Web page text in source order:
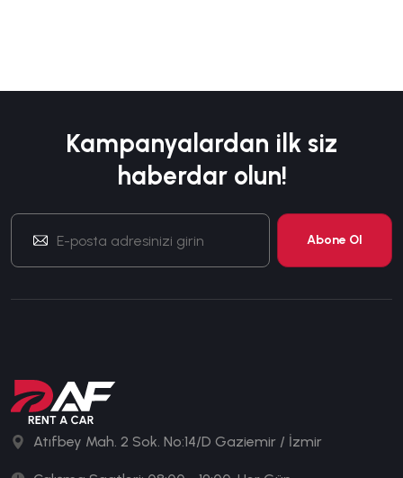
Kampanyalardan ilk siz
haberdar olun!
Atıfbey Mah. 2 Sok. No:14/D Gaziemir / İzmir